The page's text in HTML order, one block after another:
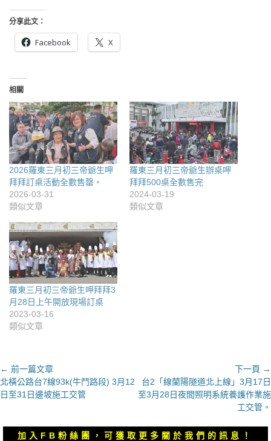
分享此文：
Facebook X
相關
2026羅東三月初三帝爺生呷
拜拜訂桌活動全數售罄。
2026-03-31
類似文章
羅東三月初三帝爺生辦桌呷
拜拜500桌全數售完
2024-03-19
類似文章
羅東三月初三帝爺生呷拜拜3
月28日上午開放現場訂桌
2023-03-16
類似文章
文
章
導
← 前一篇文章
上
一
北橫公路台7線93k(牛鬥路段) 3月12
日至31日邊坡施工交管
下一頁 →
下
一
章：
台2「線蘭陽隧道北上線」3月17日
至3月28日夜間照明系統養護作業施
工交管。
加入FB粉絲團，可獲取更多關於我們的訊息！